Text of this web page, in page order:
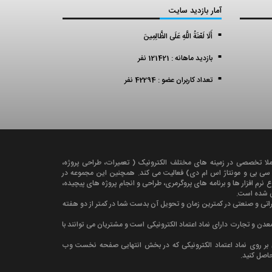
آمار بازدید سایت
أَلَا لَعْنَةُ اللَّهِ عَلَى الظَّالِمِينَ
بازدید ماهانه : 121421 نفر
تعداد کاربران عضو : 42294 نفر
تخصصی در زمينه های مختلف الکترونيک ( تعميرات، طراحی پروژه،
سی بی و مونتاژ اس ام دی) فعالیت می کند. همچنين اين مجموعه در
افزار ها و برنامه های پروگرمری، طراحی و انجام پروژه های پیچیده،
شده است.
و صنعتی در کمترين زمان و تحویل آن بدست شما در کمتر از دو هفته
و تجارت دارای نماد اعتماد الکترونیکی است و مشتریان می توانند با
بر روی نماد اعتماد الکترونیکی که در بخش انتهایی صفحه نخست وب
کنید.